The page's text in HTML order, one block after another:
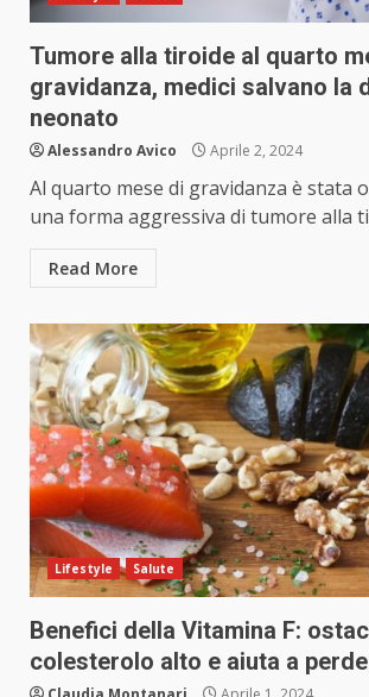
Tumore alla tiroide al quarto
gravidanza, medici salvano la
neonato
Alessandro Avico Aprile 2, 2024
Al quarto mese di gravidanza è stata
una forma aggressiva di tumore alla
Read More
Lifestyle Salute
Benefici della Vitamina F:
colesterolo alto e aiuta a